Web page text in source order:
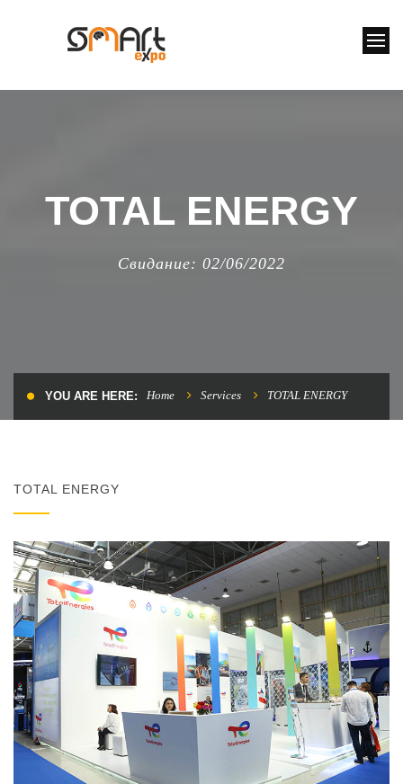
TOTAL ENERGY
Свидание: 02/06/2022
YOU ARE HERE: Home Services TOTAL ENERGY
TOTAL ENERGY